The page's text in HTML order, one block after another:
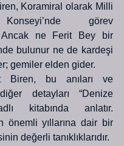
Koramiral olarak Milli
görev
Ancak ne Ferit Bey bir
bulunur ne de kardeşi
gemiler elden gider.
Biren, bu anıları ve
detayları “Denize
kitabında anlatır.
önemli yıllarına dair bir
değerli tanıklıklarıdır.